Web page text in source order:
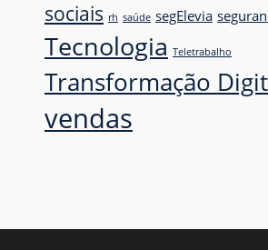
sociais rh saúde segElevia
Tecnologia Teletrabalho
Transformação
vendas